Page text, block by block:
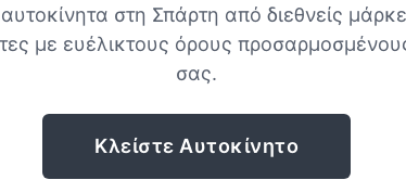
στη Σπάρτη από διεθνείς
με ευέλικτους όρους
σας.
Κλείστε Αυτοκίνητο